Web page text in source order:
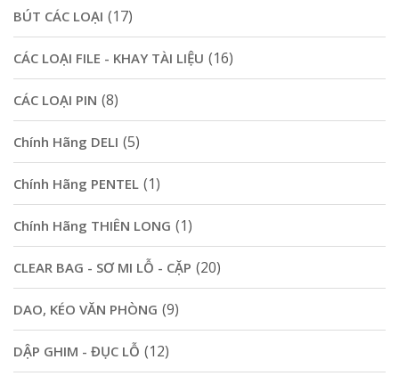
BÚT CÁC LOẠI (17)
CÁC LOẠI FILE - KHAY TÀI LIỆU (16)
CÁC LOẠI PIN (8)
Chính Hãng DELI (5)
Chính Hãng PENTEL (1)
Chính Hãng THIÊN LONG (1)
CLEAR BAG - SƠ MI LỖ - CẶP (20)
DAO, KÉO VĂN PHÒNG (9)
DẬP GHIM - ĐỤC LỖ (12)